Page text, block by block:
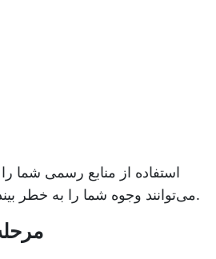
استفاده از منابع رسمی شما
می‌توانند وجوه شما را به خطر بیندازند، محافظت می‌کند.
مرحله ۳: نصب